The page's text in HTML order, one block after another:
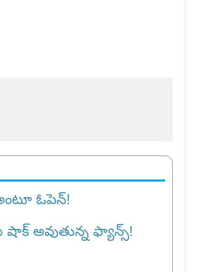
ఓపెన్!
షాక్ అవుతున్న ఫ్యాన్స్!